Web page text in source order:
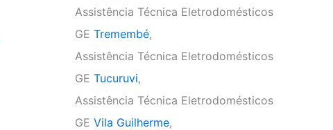
Assistência Técnica Eletrodomésticos
GE Tremembé,
Assistência Técnica Eletrodomésticos
GE Tucuruvi,
Assistência Técnica Eletrodomésticos
GE Vila Guilherme,